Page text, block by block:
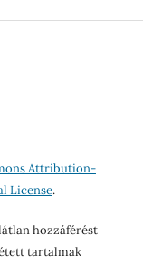
Attribution-
License.
hozzáférést
tartalmak